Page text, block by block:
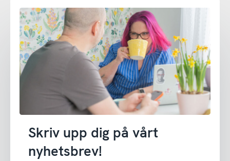
Skriv upp dig på vårt
nyhetsbrev!